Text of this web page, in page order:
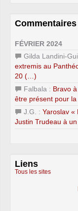
Commentaires
FÉVRIER 2024
Gilda Landini-
extremis au
20 (…)
Falbala : Bravo
être présent pour
J.G. : Yaroslav «
Justin Trudeau à
Liens
Tous les sites